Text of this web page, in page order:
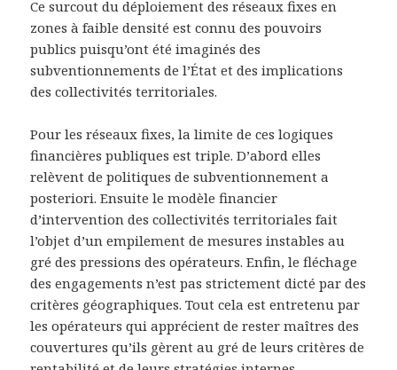
Ce surcout du déploiement des réseaux fixes en
zones à faible densité est connu des pouvoirs
publics puisqu’ont été imaginés des
subventionnements de l’État et des implications
des collectivités territoriales.
Pour les réseaux fixes, la limite de ces logiques
financières publiques est triple. D’abord elles
relèvent de politiques de subventionnement a
posteriori. Ensuite le modèle financier
d’intervention des collectivités territoriales fait
l’objet d’un empilement de mesures instables au
gré des pressions des opérateurs. Enfin, le fléchage
des engagements n’est pas strictement dicté par des
critères géographiques. Tout cela est entretenu par
les opérateurs qui apprécient de rester maîtres des
couvertures qu’ils gèrent au gré de leurs critères de